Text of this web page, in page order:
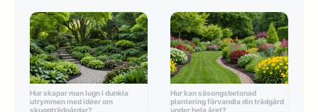
Hur skapar man lugn i dunkla
utrymmen med idéer om
skuggträdgårdar?
Hur kan säsongsbetonad
plantering förvandla din trädgård
under hela året?